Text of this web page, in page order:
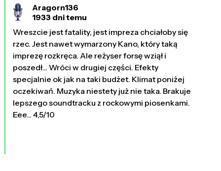
Aragorn136
1933 dni temu
Wreszcie jest fatality, jest impreza chciałoby się
rzec. Jest nawet wymarzony Kano, który taką
imprezę rozkręca. Ale reżyser forsę wziął i
poszedł... Wróci w drugiej części. Efekty
specjalnie ok jak na taki budżet. Klimat poniżej
oczekiwań. Muzyka niestety już nie taka. Brakuje
lepszego soundtracku z rockowymi piosenkami.
Eee... 4,5/10